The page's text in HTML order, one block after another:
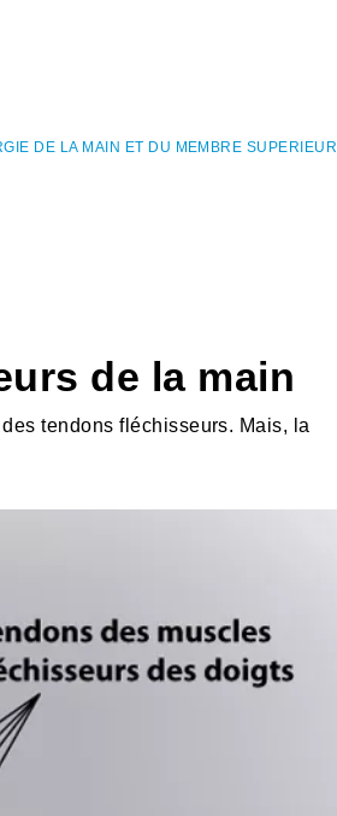
DE LA MAIN ET DU MEMBRE SUPERIEUR
de la main
tendons fléchisseurs. Mais, la